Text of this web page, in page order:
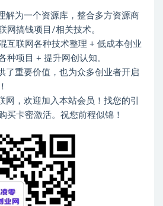
解为一个资源库，整合多方资源商
网搞钱项目/相关技术。
互联网各种技术整理 + 低成本创业
种项目 + 提升网创认知。
了重要价值，也为众多创业者开启
，欢迎加入本站会员！找您的引
买卡密激活。祝您前程似锦！